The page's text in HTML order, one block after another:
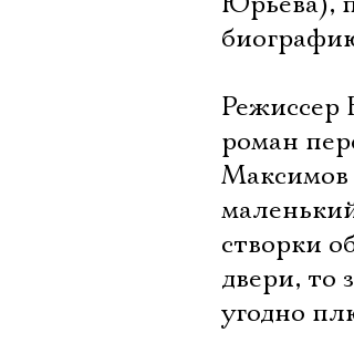
Режиссер
роман
Максимов
створки
двери, то
угодно